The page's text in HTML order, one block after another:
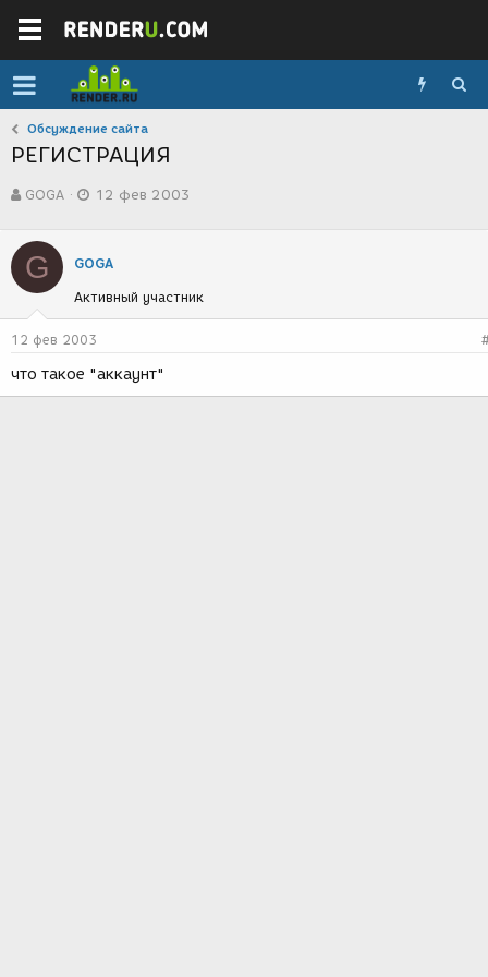
Обсуждение сайта
РЕГИСТРАЦИЯ
в
о
р
т
е
м
ы
GOGA
а
с
з
д
а
и
я
12 фев 2003
G GOGA
Активный участник
12 фев 2003
что такое "аккаунт"